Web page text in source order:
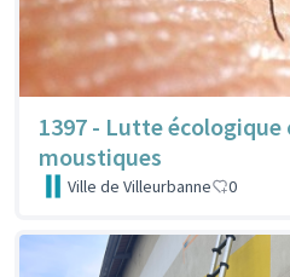
1397 - Lutte écologique
moustiques
Ville de Villeurbanne 0